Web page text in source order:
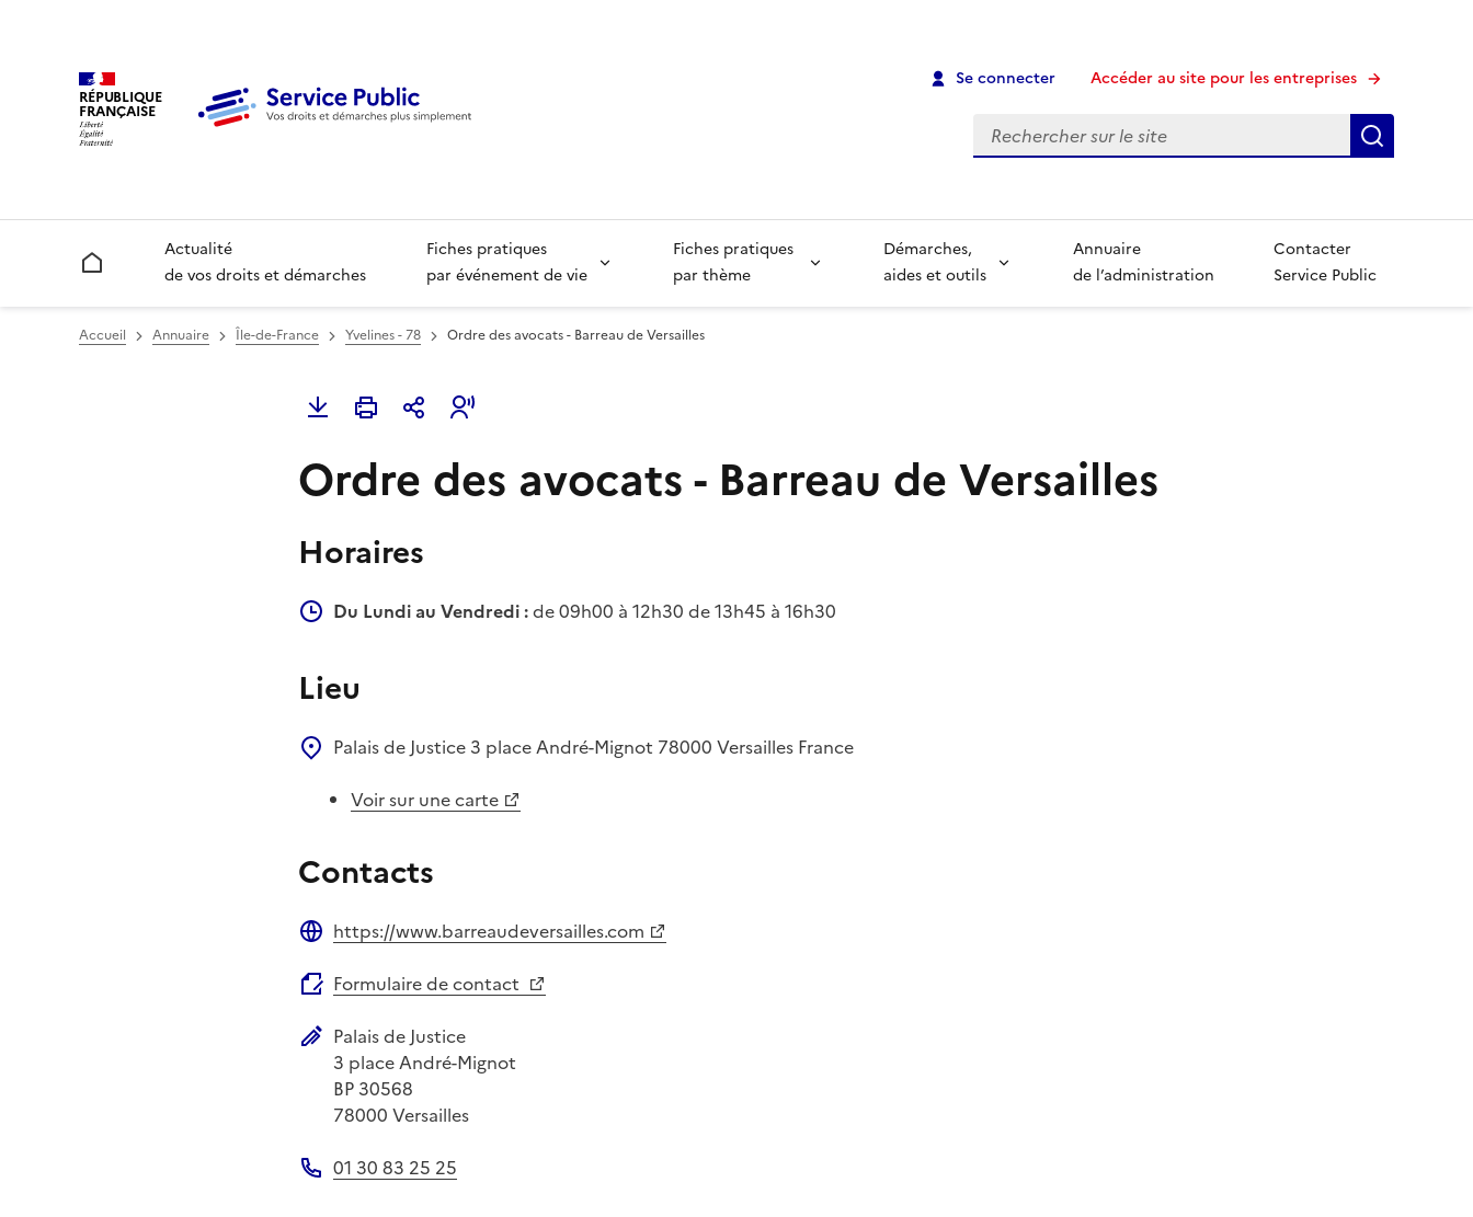
RÉPUBLIQUE
FRANÇAISE
Se connecter Accéder au site pour les entreprises
Recherche
Accueil
Actualité
de vos droits et démarches
Fiches pratiques
par événement de vie
Fiches pratiques
par thème
Démarches,
aides et outils
Annuaire
de l’administration
Contacter
Service Public
Accueil Annuaire Île-de-France Yvelines - 78 Ordre des avocats - Barreau de Versailles
Ordre des avocats - Barreau de Versailles
Horaires
Du Lundi au Vendredi :de 09h00 à 12h30 de 13h45 à 16h30
Lieu
Palais de Justice 3 place André-Mignot 78000 Versailles France
Voir sur une carte
Contacts
https://www.barreaudeversailles.com
Formulaire de contact
Adresse postale
Palais de Justice
3 place André-Mignot
BP 30568
78000 Versailles
01 30 83 25 25